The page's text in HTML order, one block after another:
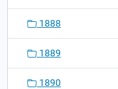
1888
1889
1890